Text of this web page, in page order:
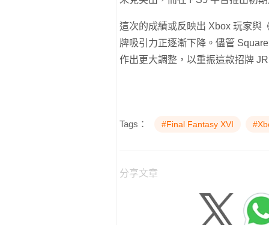
這次的成績或反映出 Xbox 玩家與
牌吸引力正逐漸下降。儘管
作出更大調整，以重振這款招牌
Tags： #Final Fantasy XVI
分享文章